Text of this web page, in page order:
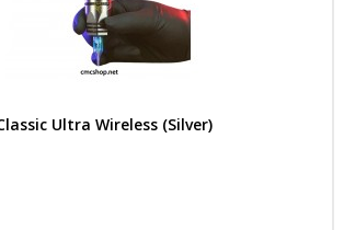
Ultra Wireless (Silver)